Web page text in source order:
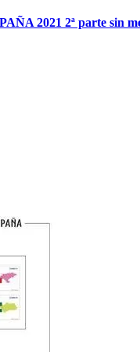
2021 2ª parte sin